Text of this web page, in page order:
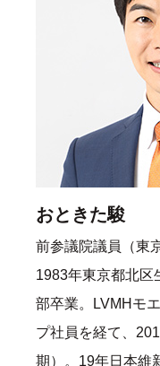
おときた駿
前参議院議員（東
1983年東京都北区
部卒業。LVMHモ
プ社員を経て、
期）。19年日本維